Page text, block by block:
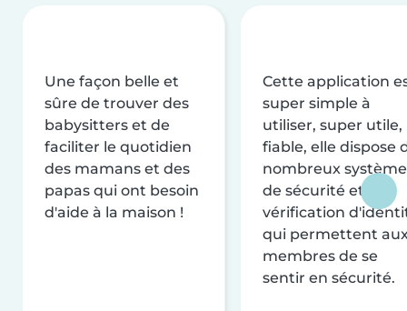
Une façon belle et
sûre de trouver des
babysitters et de
faciliter le quotidien
des mamans et des
papas qui ont besoin
d'aide à la maison !
Cette application
super simple à
utiliser, super utile,
fiable, elle dispose
nombreux
de sécurité et de
vérification
qui permettent
membres de se
sentir en sécurité.